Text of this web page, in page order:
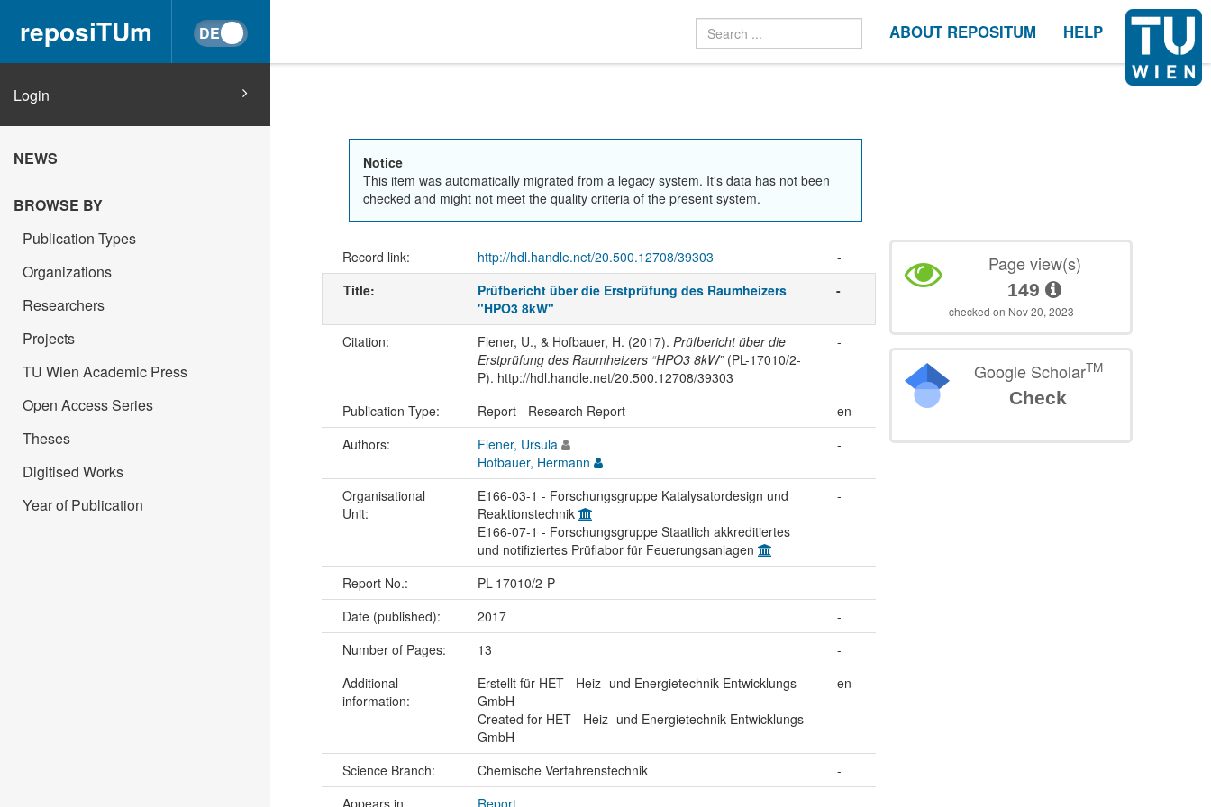
reposiTUm ABOUT REPOSITUM HELP
Login
NEWS
BROWSE BY
Publication Types
Organizations
Researchers
Projects
TU Wien Academic Press
Open Access Series
Theses
Digitised Works
Year of Publication
Notice
This item was automatically migrated from a legacy system. It's data has not been
checked and might not meet the quality criteria of the present system.
Record link: http://hdl.handle.net/20.500.12708/39303
-
Title:
Prüfbericht über die Erstprüfung des Raumheizers
"HPO3 8kW"
-
Citation: Flener, U., & Hofbauer, H. (2017). Prüfbericht über die
Erstprüfung des Raumheizers “HPO3 8kW”(PL-17010/2-
P). http://hdl.handle.net/20.500.12708/39303
-
Publication Type: Report - Research Report
en
Authors:
Flener, Ursula
Hofbauer, Hermann
-
Organisational
Unit:
E166-03-1 - Forschungsgruppe Katalysatordesign und
Reaktionstechnik
E166-07-1 - Forschungsgruppe Staatlich akkreditiertes
und notifiziertes Prüflabor für Feuerungsanlagen
-
Report No.: PL-17010/2-P
-
Date (published):
2017
-
Number of Pages:
13
-
Additional
information:
Erstellt für HET - Heiz- und Energietechnik Entwicklungs
GmbH
Created for HET - Heiz- und Energietechnik Entwicklungs
GmbH
en
Science Branch: Chemische Verfahrenstechnik
-
Page view(s)
149
checked on Nov 20, 2023
Google ScholarTM
Check